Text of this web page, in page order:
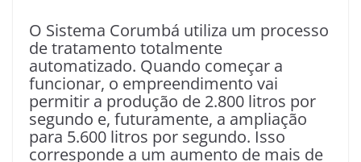
O Sistema Corumbá utiliza um processo
de tratamento totalmente
automatizado. Quando começar a
funcionar, o empreendimento vai
permitir a produção de 2.800 litros por
segundo e, futuramente, a ampliação
para 5.600 litros por segundo. Isso
corresponde a um aumento de mais de